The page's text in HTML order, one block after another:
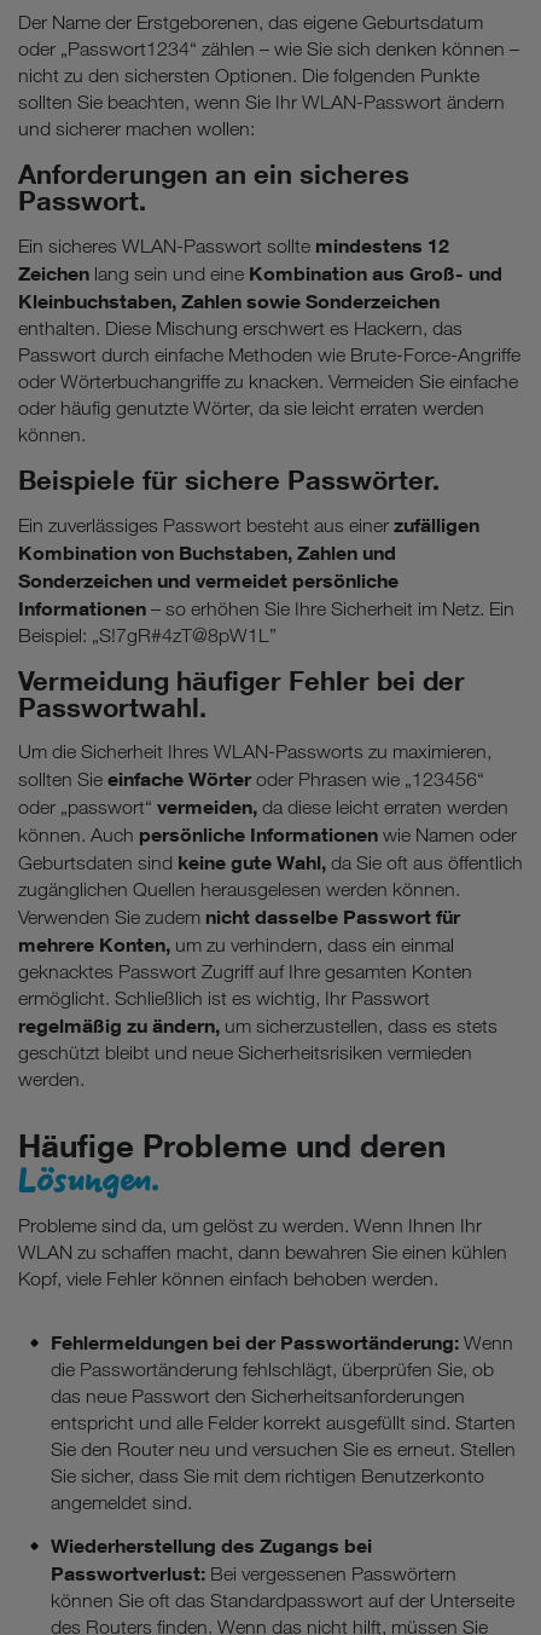
Der Name der Erstgeborenen, das eigene Geburtsdatum
oder „Passwort1234“ zählen – wie Sie sich denken können –
nicht zu den sichersten Optionen. Die folgenden Punkte
sollten Sie beachten, wenn Sie Ihr WLAN-Passwort ändern
und sicherer machen wollen:
Anforderungen an ein sicheres
Passwort.
Ein sicheres WLAN-Passwort sollte mindestens 12
Zeichen lang sein und eine Kombination aus Groß- und
Kleinbuchstaben, Zahlen sowie Sonderzeichen
enthalten. Diese Mischung erschwert es Hackern, das
Passwort durch einfache Methoden wie Brute-Force-Angriffe
oder Wörterbuchangriffe zu knacken. Vermeiden Sie einfache
oder häufig genutzte Wörter, da sie leicht erraten werden
können.
Beispiele für sichere Passwörter.
Ein zuverlässiges Passwort besteht aus einer zufälligen
Kombination von Buchstaben, Zahlen und
Sonderzeichen und vermeidet persönliche
Informationen – so erhöhen Sie Ihre Sicherheit im Netz. Ein
Beispiel: „S!7gR#4zT@8pW1L”
Vermeidung häufiger Fehler bei der
Passwortwahl.
Um die Sicherheit Ihres WLAN-Passworts zu maximieren,
sollten Sie einfache Wörter oder Phrasen wie „123456“
oder „passwort“ vermeiden, da diese leicht erraten werden
können. Auch persönliche Informationen wie Namen oder
Geburtsdaten sind keine gute Wahl, da Sie oft aus öffentlich
zugänglichen Quellen herausgelesen werden können.
Verwenden Sie zudem nicht dasselbe Passwort für
mehrere Konten, um zu verhindern, dass ein einmal
geknacktes Passwort Zugriff auf Ihre gesamten Konten
ermöglicht. Schließlich ist es wichtig, Ihr Passwort
regelmäßig zu ändern, um sicherzustellen, dass es stets
geschützt bleibt und neue Sicherheitsrisiken vermieden
werden.
Häufige Probleme und deren
Lösungen.
Probleme sind da, um gelöst zu werden. Wenn Ihnen Ihr
WLAN zu schaffen macht, dann bewahren Sie einen kühlen
Kopf, viele Fehler können einfach behoben werden.
Fehlermeldungen bei der Passwortänderung: Wenn
die Passwortänderung fehlschlägt, überprüfen Sie, ob
das neue Passwort den Sicherheitsanforderungen
entspricht und alle Felder korrekt ausgefüllt sind. Starten
Sie den Router neu und versuchen Sie es erneut. Stellen
Sie sicher, dass Sie mit dem richtigen Benutzerkonto
angemeldet sind.
Wiederherstellung des Zugangs bei
Passwortverlust: Bei vergessenen Passwörtern
können Sie oft das Standardpasswort auf der Unterseite
des Routers finden. Wenn das nicht hilft, müssen Sie